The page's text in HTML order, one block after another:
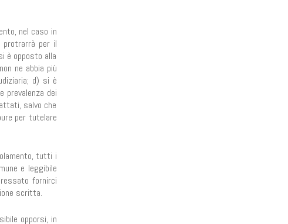
nel caso in
protrarrà per il
è opposto alla
ne abbia più
d) si è
prevalenza dei
salvo che
per tutelare
tutti i
e leggibile
fornirci
scritta.
opporsi, in